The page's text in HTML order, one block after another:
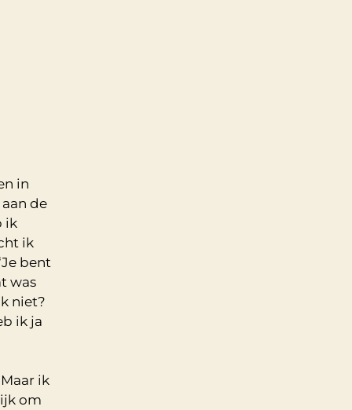
in
de
ik
ik
bent
was
niet?
ik ja
ik
om